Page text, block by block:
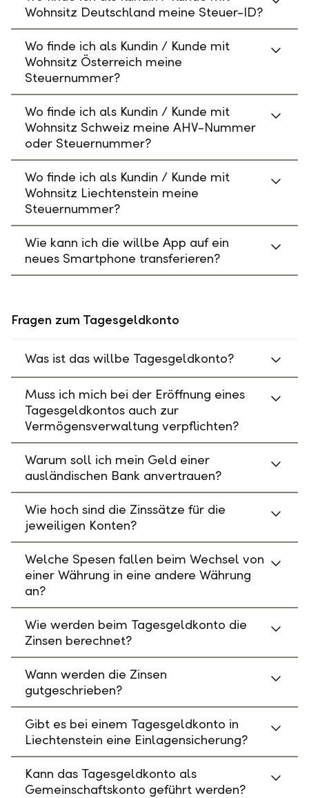
Wohnsitz Deutschland meine Steuer-ID?
Wo finde ich als Kundin / Kunde mit
Wohnsitz Österreich meine
Steuernummer?
Wo finde ich als Kundin / Kunde mit
Wohnsitz Schweiz meine AHV-Nummer
oder Steuernummer?
Wo finde ich als Kundin / Kunde mit
Wohnsitz Liechtenstein meine
Steuernummer?
Wie kann ich die willbe App auf ein
neues Smartphone transferieren?
Fragen zum Tagesgeldkonto
Was ist das willbe Tagesgeldkonto?
Muss ich mich bei der Eröffnung eines
Tagesgeldkontos auch zur
Vermögensverwaltung verpflichten?
Warum soll ich mein Geld einer
ausländischen Bank anvertrauen?
Wie hoch sind die Zinssätze für die
jeweiligen Konten?
Welche Spesen fallen beim Wechsel von
einer Währung in eine andere Währung
an?
Wie werden beim Tagesgeldkonto die
Zinsen berechnet?
Wann werden die Zinsen
gutgeschrieben?
Gibt es bei einem Tagesgeldkonto in
Liechtenstein eine Einlagensicherung?
Kann das Tagesgeldkonto als
Gemeinschaftskonto geführt werden?